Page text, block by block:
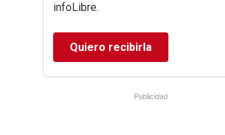
infoLibre.
Quiero recibirla
Publicidad